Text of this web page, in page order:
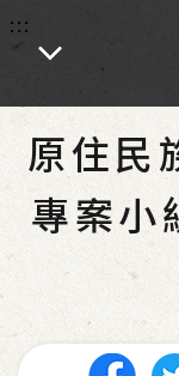
:::
:::
原住民
專案小